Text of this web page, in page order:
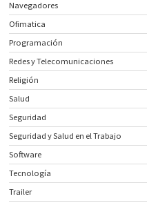
Navegadores
Ofimatica
Programación
Redes y Telecomunicaciones
Religión
Salud
Seguridad
Seguridad y Salud en el Trabajo
Software
Tecnología
Trailer